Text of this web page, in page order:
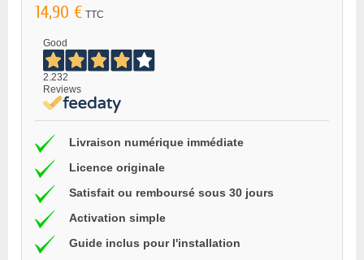
14,90 € TTC
Good
2.232
Reviews
Livraison numérique immédiate
Licence originale
Satisfait ou remboursé sous 30 jours
Activation simple
Guide inclus pour l'installation